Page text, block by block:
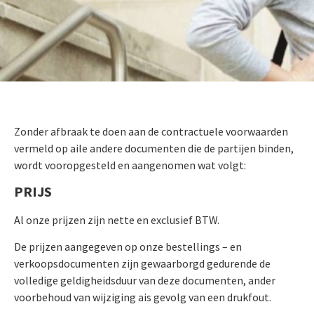
Zonder afbraak te doen aan de contractuele voorwaarden
vermeld op aile andere documenten die de partijen binden,
wordt vooropgesteld en aangenomen wat volgt:
PRIJS
Al onze prijzen zijn nette en exclusief BTW.
De prijzen aangegeven op onze bestellings – en
verkoopsdocumenten zijn gewaarborgd gedurende de
volledige geldigheidsduur van deze documenten, ander
voorbehoud van wijziging ais gevolg van een drukfout.